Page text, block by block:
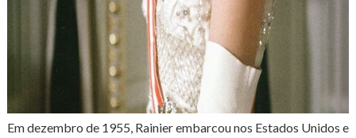
Em dezembro de 1955, Rainier embarcou nos Estados Unidos e